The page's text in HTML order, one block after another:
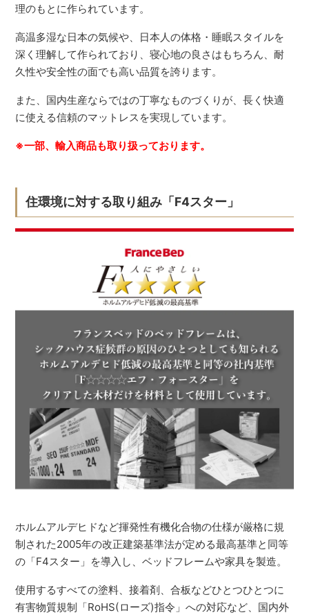
理のもとに作られています。
高温多湿な日本の気候や、日本人の体格・睡眠スタイルを
深く理解して作られており、寝心地の良さはもちろん、耐
久性や安全性の面でも高い品質を誇ります。
また、国内生産ならではの丁寧なものづくりが、長く快適
に使える信頼のマットレスを実現しています。
※一部、輸入商品も取り扱っております。
住環境に対する取り組み「F4スター」
ホルムアルデヒドなど揮発性有機化合物の仕様が厳格に規
制された2005年の改正建築基準法が定める最高基準と同等
の「F4スター」を導入し、ベッドフレームや家具を製造。
使用するすべての塗料、接着剤、合板などひとつひとつに
有害物質規制「RoHS(ローズ)指令」への対応など、国内外